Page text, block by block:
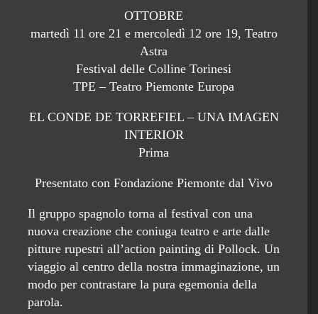
OTTOBRE
martedì 11 ore 21 e mercoledì 12 ore 19, Teatro
Astra
Festival delle Colline Torinesi
TPE – Teatro Piemonte Europa
EL CONDE DE TORREFIEL – UNA IMAGEN
INTERIOR
Prima
Presentato con Fondazione Piemonte dal Vivo
Il gruppo spagnolo torna al festival con una
nuova creazione che coniuga teatro e arte dalle
pitture rupestri all’action painting di Pollock. Un
viaggio al centro della nostra immaginazione, un
modo per contrastare la pura egemonia della
parola.